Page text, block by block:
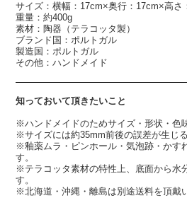
サイズ：横幅：17cm×奥行：17cm×高さ
重量：約400g
素材：陶器（テラコッタ製）
ブランド国：ポルトガル
製造国：ポルトガル
その他：ハンドメイド
知っておいて頂きたいこと
※ハンドメイドのためサイズ・形状・色
※サイズには約35mm前後の誤差が生じ
※釉薬ムラ・ピンホール・気泡跡・かす
す。
※テラコッタ素材の特性上、底面から水
す。
※北海道・沖縄・離島は別途送料を頂戴